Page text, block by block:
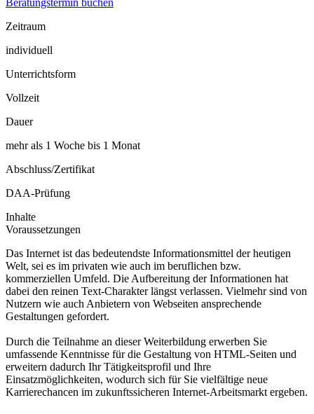
Beratungstermin buchen
Zeitraum
individuell
Unterrichtsform
Vollzeit
Dauer
mehr als 1 Woche bis 1 Monat
Abschluss/Zertifikat
DAA-Prüfung
Inhalte
Voraussetzungen
Das Internet ist das bedeutendste Informationsmittel der heutigen
Welt, sei es im privaten wie auch im beruflichen bzw.
kommerziellen Umfeld. Die Aufbereitung der Informationen hat
dabei den reinen Text-Charakter längst verlassen. Vielmehr sind von
Nutzern wie auch Anbietern von Webseiten ansprechende
Gestaltungen gefordert.
Durch die Teilnahme an dieser Weiterbildung erwerben Sie
umfassende Kenntnisse für die Gestaltung von HTML-Seiten und
erweitern dadurch Ihr Tätigkeitsprofil und Ihre
Einsatzmöglichkeiten, wodurch sich für Sie vielfältige neue
Karrierechancen im zukunftssicheren Internet-Arbeitsmarkt ergeben.